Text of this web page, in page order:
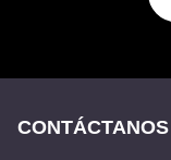
CONTÁCTANOS